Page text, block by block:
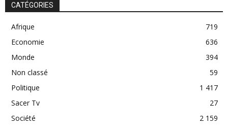
CATÉGORIES
Afrique
719
Economie
636
Monde
394
Non classé
59
Politique
1 417
Sacer Tv
27
Société
2 159